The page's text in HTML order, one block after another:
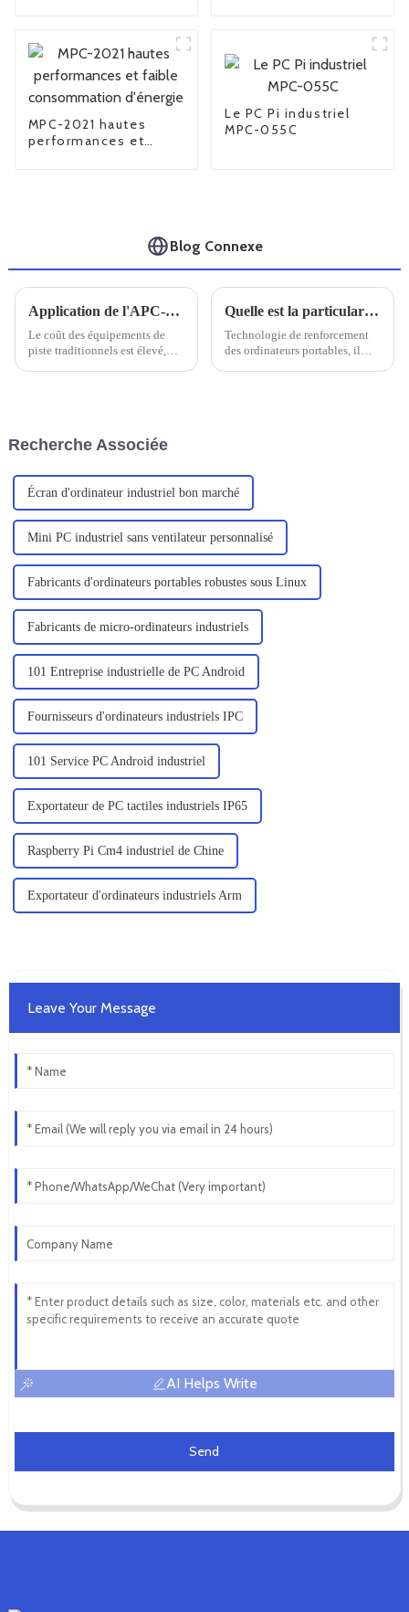
MPC-2021 hautes
performances et
Le PC Pi industriel
MPC-055C
Blog Connexe
Application de l'APC-1903
Le coût des équipements de
piste traditionnels est élevé,
Quelle est la particularité d'un ordinateur portable doté de trois renforts de défense
Technologie de renforcement
des ordinateurs portables, il
site, un...
Recherche Associée
Écran d'ordinateur industriel bon marché
Mini PC industriel sans ventilateur personnalisé
Fabricants d'ordinateurs portables robustes sous Linux
Fabricants de micro-ordinateurs industriels
101 Entreprise industrielle de PC Android
Fournisseurs d'ordinateurs industriels IPC
101 Service PC Android industriel
Exportateur de PC tactiles industriels IP65
Raspberry Pi Cm4 industriel de Chine
Exportateur d'ordinateurs industriels Arm
Leave Your Message
AI Helps Write
Send